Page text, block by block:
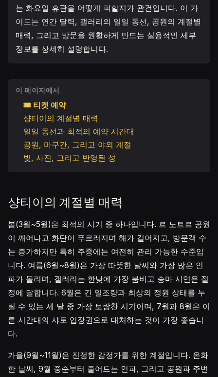
는 화요일 휴관을 어떻게 피할지가 관건입니다. 이 가
이드는 연간 달력, 갤러리의 일일 동선, 공원의 계절별
매력, 그리고 방문을 원활하게 만드는 실용적인 세부
정보를 상세히 설명합니다.
이 페이지에서
🎟 티켓 예약
샹티이의 계절별 매력
일일 동선과 최적의 예약 시간대
공원, 마구간, 그리고 야외 계절
빛, 사진, 그리고 반영된 성
샹티이의 계절별 매력
봄(3월~5월)은 최적의 시기 중 하나입니다. 르 노트르 공원
이 깨어나고 화단이 푸르러지며 해가 길어지고, 방문객 수
는 증가하지만 특히 주중에는 여전히 관리 가능한 수준입
니다. 여름(6월~8월)은 가장 따뜻한 날씨와 가장 많은 인
파가 몰리며, 갤러리는 한낮에 가장 붐비고 승마 시연은 절
정에 달합니다. 6월은 긴 일조량과 최상의 정원 상태를 누
릴 수 있는 세 달 중 가장 보람찬 시기이며, 7월과 8월은 이
른 시간대의 샤토 입장권으로 대처하는 것이 가장 좋습니
다.
가을(9월~11월)은 진정한 감정가를 위한 계절입니다. 온화
한 날씨, 9월 중순부터 줄어드는 인파, 그리고 공원과 주변